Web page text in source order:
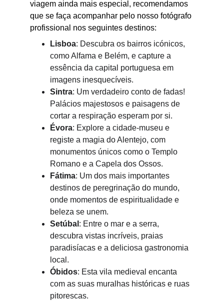
viagem ainda mais especial, recomendamos
que se faça acompanhar pelo nosso fotógrafo
profissional nos seguintes destinos:
Lisboa: Descubra os bairros icónicos,
como Alfama e Belém, e capture a
essência da capital portuguesa em
imagens inesquecíveis.
Sintra: Um verdadeiro conto de fadas!
Palácios majestosos e paisagens de
cortar a respiração esperam por si.
Évora: Explore a cidade-museu e
registe a magia do Alentejo, com
monumentos únicos como o Templo
Romano e a Capela dos Ossos.
Fátima: Um dos mais importantes
destinos de peregrinação do mundo,
onde momentos de espiritualidade e
beleza se unem.
Setúbal : Entre o mar e a serra,
descubra vistas incríveis, praias
paradisíacas e a deliciosa gastronomia
local.
Óbidos: Esta vila medieval encanta
com as suas muralhas históricas e ruas
pitorescas.